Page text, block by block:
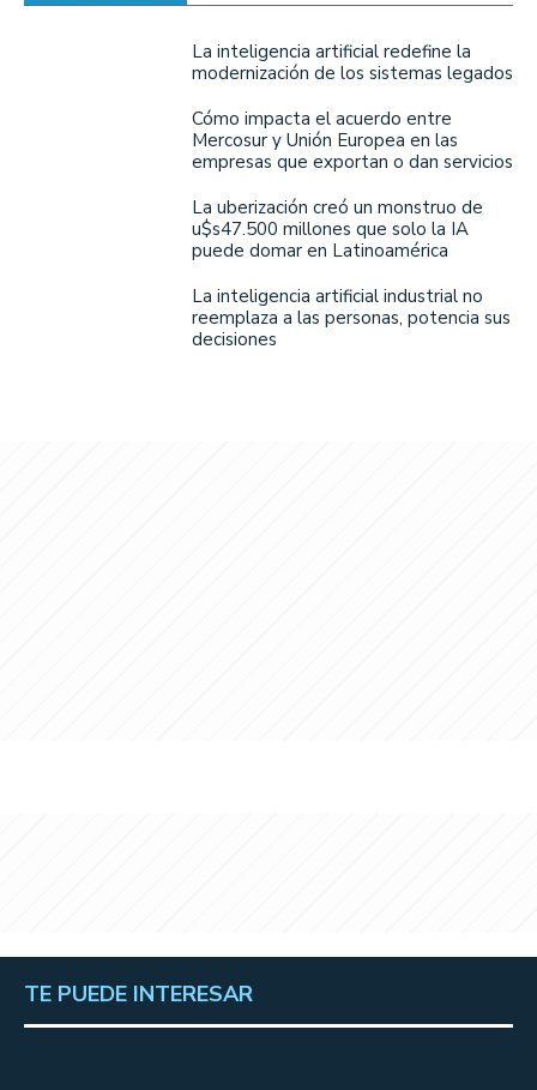
La inteligencia artificial redefine la
modernización de los sistemas legados
Cómo impacta el acuerdo entre
Mercosur y Unión Europea en las
empresas que exportan o dan servicios
La uberización creó un monstruo de
u$s47.500 millones que solo la IA
puede domar en Latinoamérica
La inteligencia artificial industrial no
reemplaza a las personas, potencia sus
decisiones
TE PUEDE INTERESAR